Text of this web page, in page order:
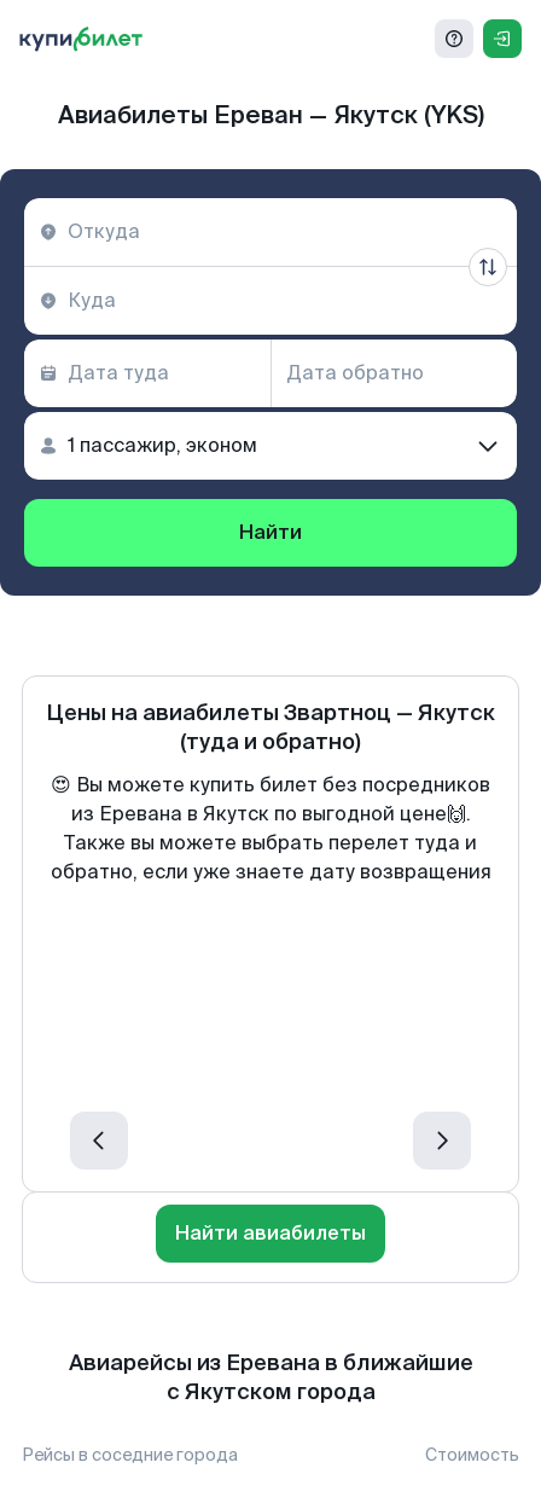
Авиабилеты Ереван — Якутск (YKS)
Найти
Цены на авиабилеты Звартноц — Якутск
(туда и обратно)
😍 Вы можете купить билет без посредников
из Еревана в Якутск по выгодной цене🙌.
Также вы можете выбрать перелет туда и
обратно, если уже знаете дату возвращения
Найти авиабилеты
Авиарейсы из Еревана в ближайшие
с Якутском города
Рейсы в соседние города Стоимость